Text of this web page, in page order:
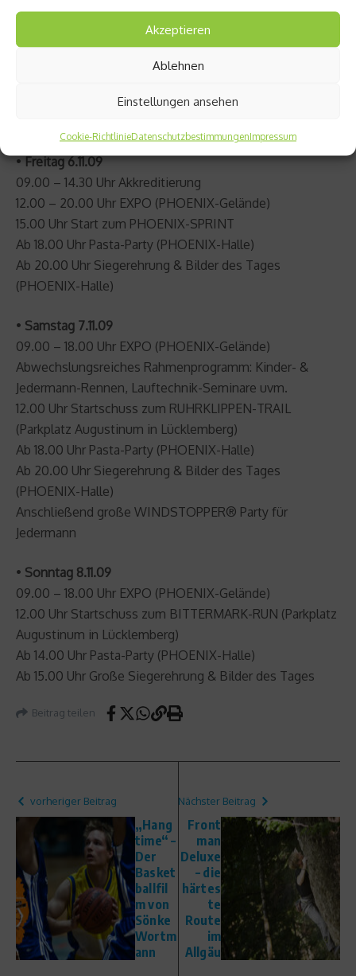
Akzeptieren
Ablehnen
Einstellungen ansehen
Cookie-RichtlinieDatenschutzbestimmungenImpressum
Donnerstag 5.11.09
•Freitag 6.11.09
09.00 – 14.30 Uhr Akkreditierung
12.00 – 20.00 Uhr EXPO (PHOENIX-Gelände)
15.00 Uhr Start zum PHOENIX-SPRINT
Ab 18.00 Uhr Pasta-Party (PHOENIX-Halle)
Ab 20.00 Uhr Siegerehrung & Bilder des Tages
(PHOENIX-Halle)
• Samstag 7.11.09
09.00 – 18.00 Uhr EXPO (PHOENIX-Gelände)
Abwechslungsreiches Rahmenprogramm: Kinder- &
Jedermann-Rennen, Lauftechnik-Seminare uvm.
12.00 Uhr Startschuss zum RUHRKLIPPEN-TRAIL
(Parkplatz Augustinum in Lücklemberg)
Ab 18.00 Uhr Pasta-Party (PHOENIX-Halle)
Ab 20.00 Uhr Siegerehrung & Bilder des Tages
(PHOENIX-Halle)
Anschließend große WINDSTOPPER® Party für
Jedermann
• Sonntag 8.11.09
09.00 – 18.00 Uhr EXPO (PHOENIX-Gelände)
12.00 Uhr Startschuss zum BITTERMARK-RUN (Parkplatz
Augustinum in Lücklemberg)
Ab 14.00 Uhr Pasta-Party (PHOENIX-Halle)
Ab 15.00 Uhr Große Siegerehrung & Bilder des Tages
Beitrag teilen
vorheriger Beitrag
„Hang
time“ –
Der
Basket
ballfil
m von
Sönke
Wortm
ann
Nächster Beitrag
Front
man
Deluxe
– die
härtes
te
Route
im
Allgäu